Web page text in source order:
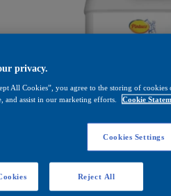
para equipos
privacy.
All Cookies”, you agree to the storing of
and assist in our marketing efforts.
Cookie
Cookies Settings
Reject All